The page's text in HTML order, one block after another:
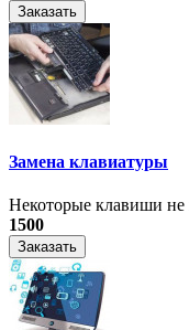
Заказать
Замена клавиатуры
Некоторые клавиши не
1500
Заказать